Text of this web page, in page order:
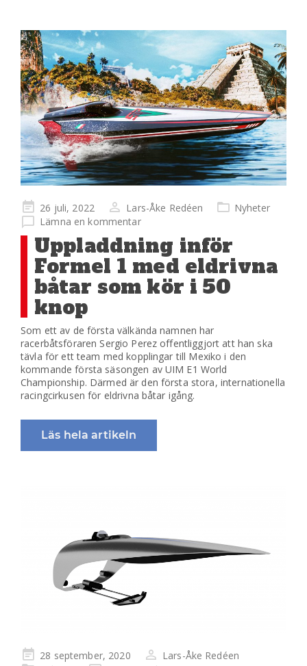
Publicerad
på
26 juli, 2022 Lars-Åke Redéen
Nyheter
Lämna en kommentar
Uppladdning inför
Formel 1 med eldrivna
båtar som kör i 50
knop
Som ett av de första välkända namnen har
racerbåtsföraren Sergio Perez offentliggjort att han ska
tävla för ett team med kopplingar till Mexiko i den
kommande första säsongen av UIM E1 World
Championship. Därmed är den första stora, internationella
racingcirkusen för eldrivna båtar igång.
Läs hela artikeln
Publicerad
28 september, 2020
Lars-Åke Redéen